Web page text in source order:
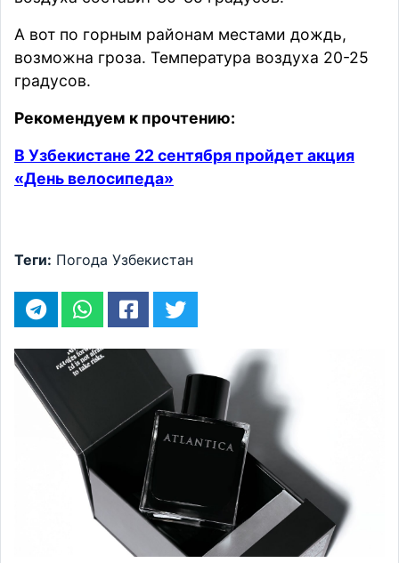
А вот по горным районам местами дождь,
возможна гроза. Температура воздуха 20-25
градусов.
Рекомендуем к прочтению:
В Узбекистане 22 сентября пройдет акция
«День велосипеда»
Теги: Погода Узбекистан